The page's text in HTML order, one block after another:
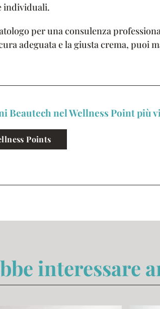
individuali.
per una consulenza
adeguata e la giusta crema, puoi
Beautech nel Wellness Point più
Points
interessare